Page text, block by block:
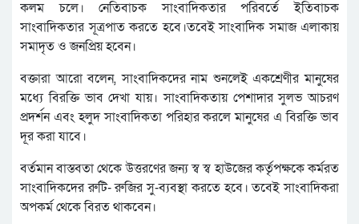
কলম চলে। নেতিবাচক সাংবাদিকতার পরিবর্তে ইতিবাচক
সাংবাদিকতার সূত্রপাত করতে হবে।তবেই সাংবাদিক সমাজ এলাকায়
সমাদৃত ও জনপ্রিয় হবেন।
বক্তারা আরো বলেন, সাংবাদিকদের নাম শুনলেই একশ্রেণীর মানুষের
মধ্যে বিরক্তি ভাব দেখা যায়। সাংবাদিকতায় পেশাদার সুলভ আচরণ
প্রদর্শন এবং হলুদ সাংবাদিকতা পরিহার করলে মানুষের এ বিরক্তি ভাব
দূর করা যাবে।
বর্তমান বাস্তবতা থেকে উত্তরণের জন্য স্ব স্ব হাউজের কর্তৃপক্ষকে কর্মরত
সাংবাদিকদের রুটি- রুজির সু-ব্যবস্থা করতে হবে। তবেই সাংবাদিকরা
অপকর্ম থেকে বিরত থাকবেন।